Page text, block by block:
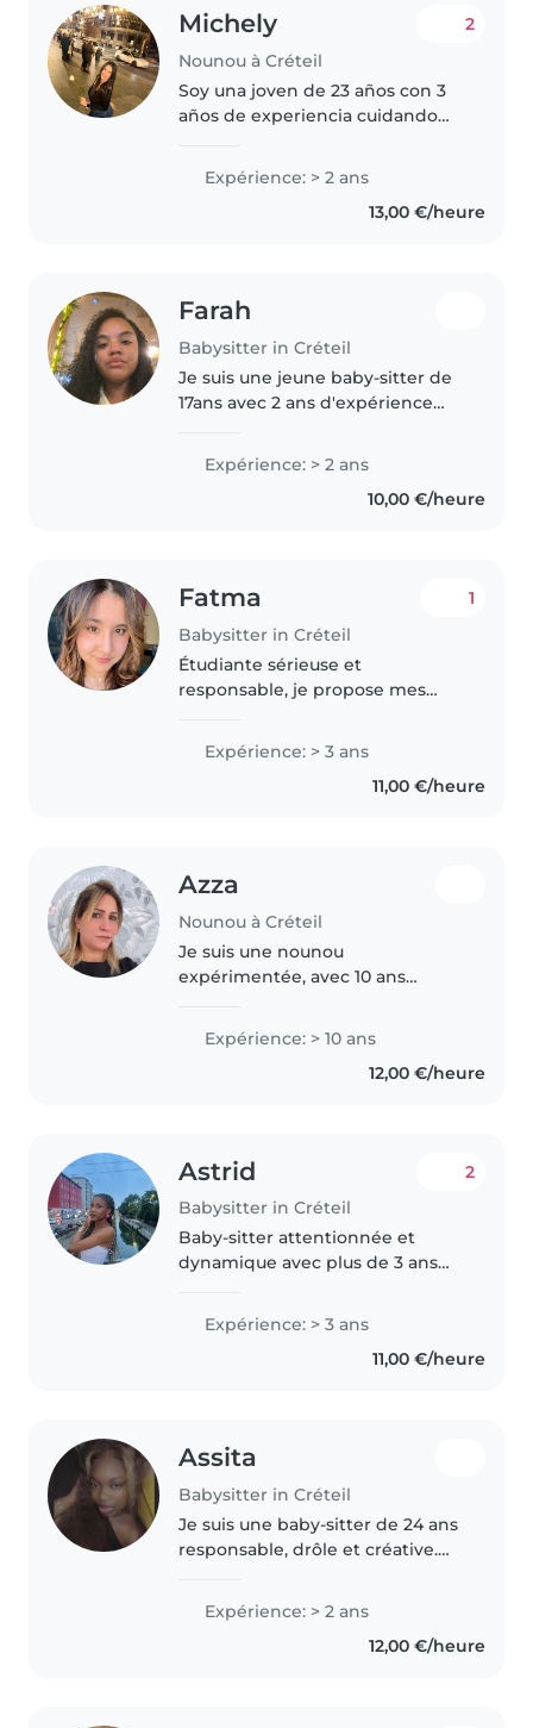
Michely
Nounou à Créteil
2
Soy una joven de 23 años con 3
años de experiencia cuidando
incluyendo bebés, niños
pequeños, preescolares y de
primaria. Además de ser
Expérience: > 2 ans
13,00 €/heure
Farah
Babysitter in Créteil
Je suis une jeune baby-sitter de
17ans avec 2 ans d'expérience
préscolaire. Je suis responsable,
attentive et empathique. Je
peux m'occuper de vos enfants..
Expérience: > 2 ans
10,00 €/heure
Fatma
Babysitter in Créteil
1
Étudiante sérieuse et
responsable, je propose mes
Patiente, attentive et ponctuelle,
j'aime m'occuper des enfants et
veiller à leur bien-être et à leur..
Expérience: > 3 ans
11,00 €/heure
Azza
Nounou à Créteil
Je suis une nounou
expérimentée, avec 10 ans
écoliers. Je suis une personne
responsable, calme et patiente,
Expérience: > 10 ans
12,00 €/heure
Astrid
Babysitter in Créteil
2
Baby-sitter attentionnée et
dynamique avec plus de 3 ans
d’enfants de différents âges.
Trilingue en français, allemand et
Expérience: > 3 ans
11,00 €/heure
Assita
Babysitter in Créteil
Je suis une baby-sitter de 24 ans
responsable, drôle et créative.
des enfants de tout âge, de la
petite section à l'école primaire.
Je suis très compétente..
Expérience: > 2 ans
12,00 €/heure